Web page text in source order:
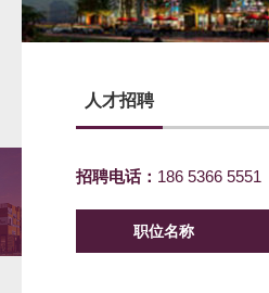
人才招聘
招聘电话： 186 5366
职位名称